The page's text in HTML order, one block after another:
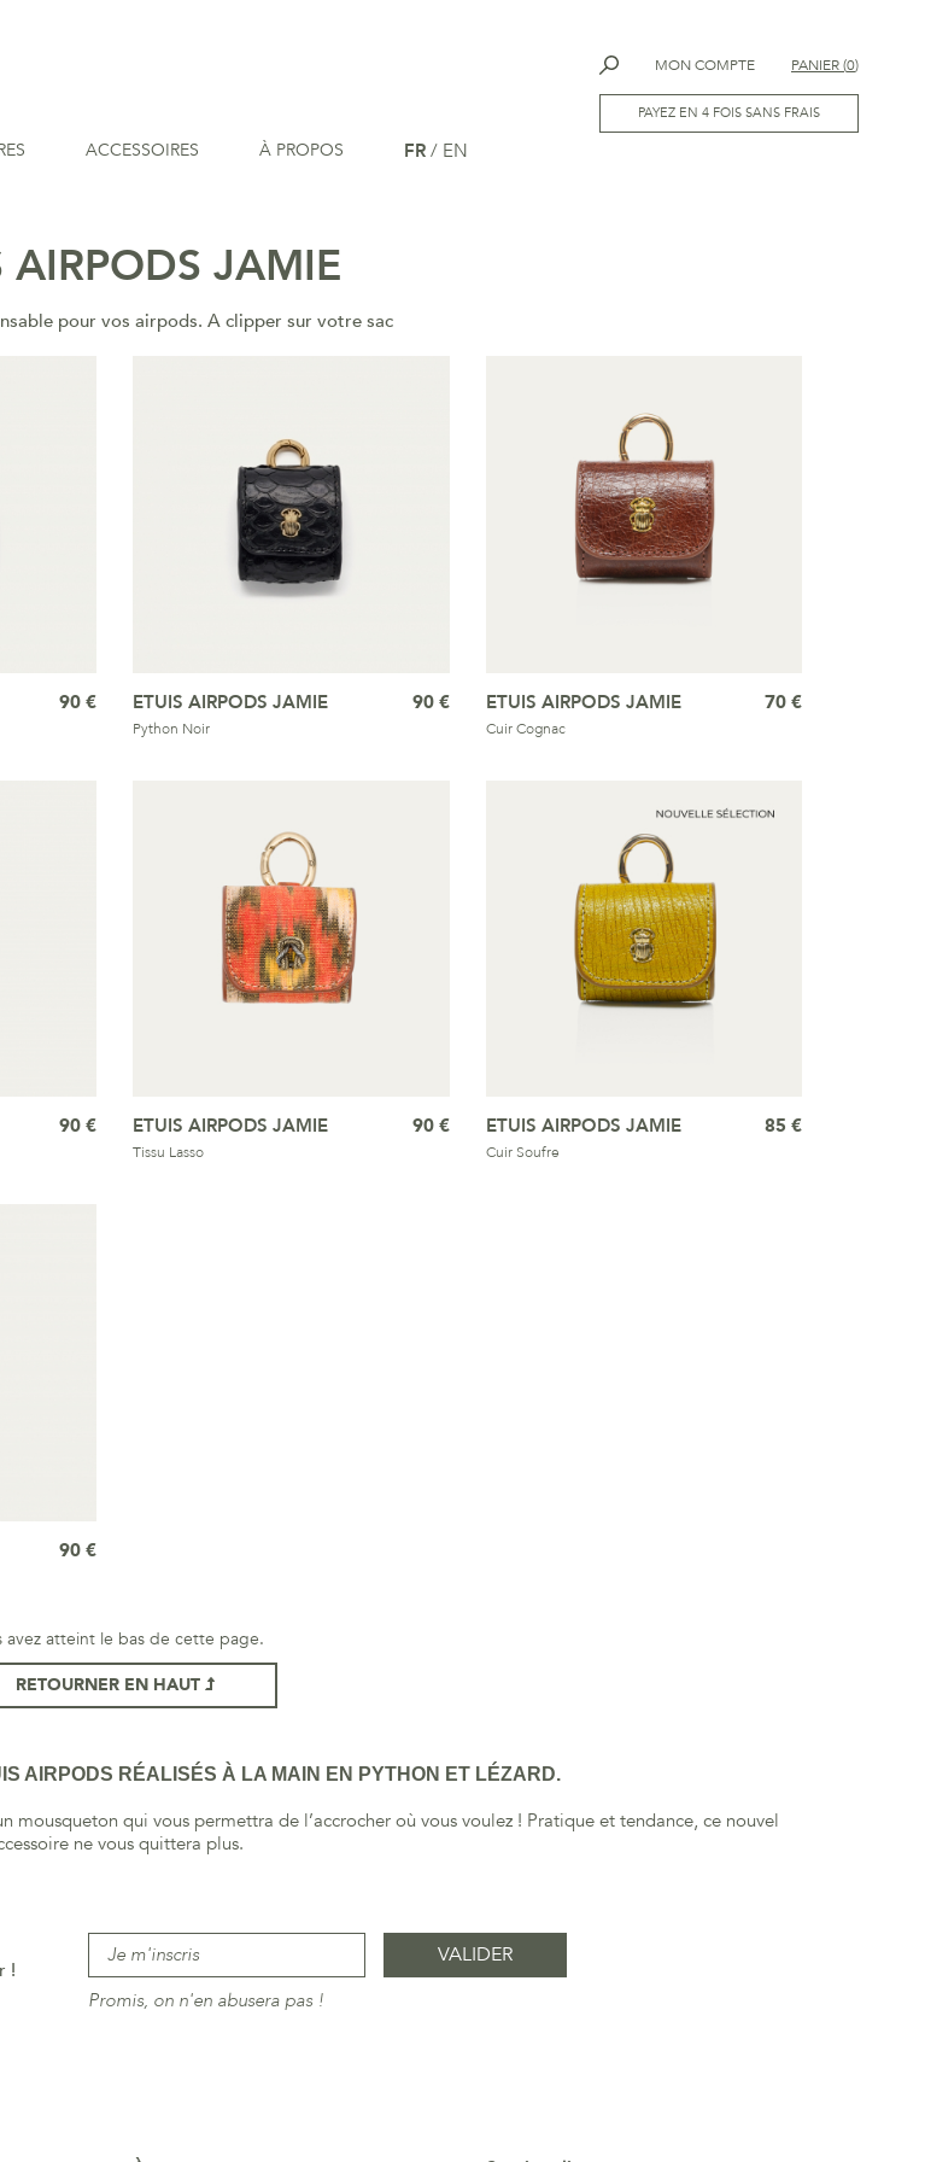
MON COMPTE PANIER(0)
PAYEZ EN 4 FOIS SANS FRAIS
ACCESSOIRES À PROPOS FR / EN
AIRPODS JAMIE
pour vos airpods. A clipper sur votre sac
90 € ETUIS AIRPODS JAMIE
Python Noir
90 € ETUIS AIRPODS JAMIE
Cuir Cognac
70 €
90 € ETUIS AIRPODS JAMIE
Tissu Lasso
90 € ETUIS AIRPODS JAMIE
Cuir Soufre
85 €
90 €
avez atteint le bas de cette page.
RETOURNER EN HAUT
AIRPODS RÉALISÉS À LA MAIN EN PYTHON ET LÉZARD.
mousqueton qui vous permettra de l’accrocher où vous voulez ! Pratique et tendance, ce nouvel
ne vous quittera plus.
!
Promis, on n'en abusera pas !